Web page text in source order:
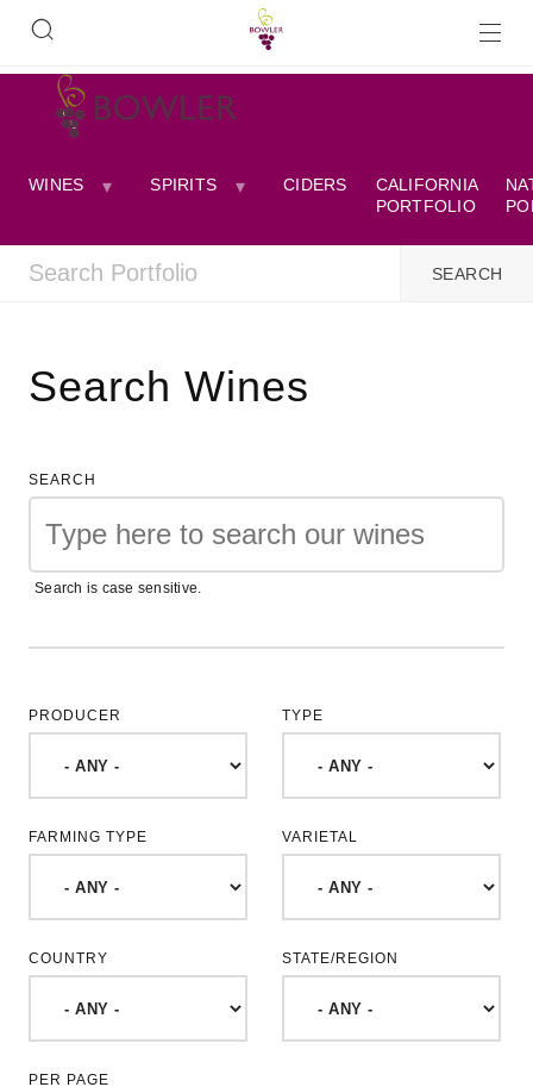
WINES SPIRITS CIDERS
CALIFORNIA
PORTFOLIO
Search Wines
SEARCH
Search is case sensitive.
PRODUCER TYPE
FARMING TYPE VARIETAL
COUNTRY STATE/REGION
PER PAGE